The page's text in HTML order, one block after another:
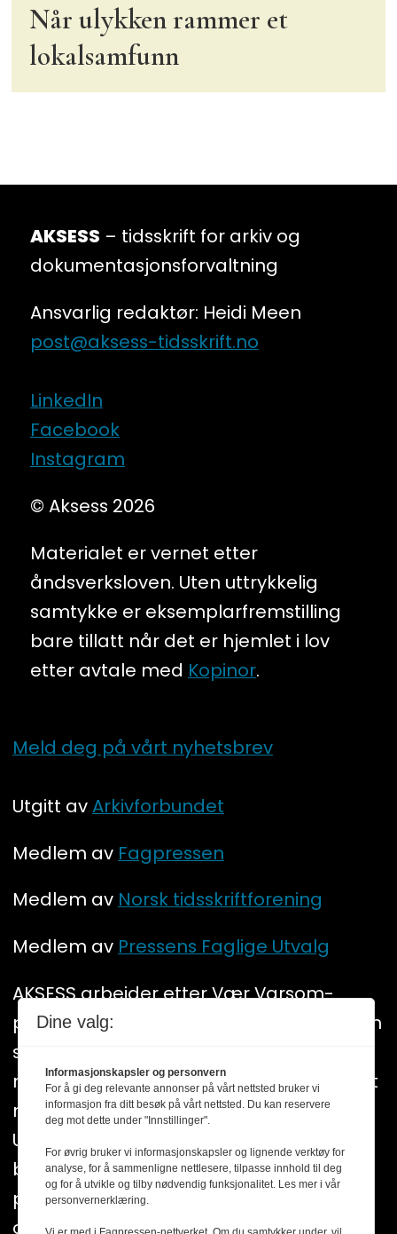
Når ulykken rammer et
lokalsamfunn
AKSESS – tidsskrift for arkiv og
dokumentasjonsforvaltning
Ansvarlig redaktør: Heidi Meen
post@aksess-tidsskrift.no
LinkedIn
Facebook
Instagram
© Aksess 2026
Materialet er vernet etter
åndsverksloven. Uten uttrykkelig
samtykke er eksemplarfremstilling
bare tillatt når det er hjemlet i lov
etter avtale med Kopinor.
Meld deg på vårt nyhetsbrev
Utgitt avArkivforbundet
Medlem av Fagpressen
Medlem av Norsk tidsskriftforening
Medlem av Pressens Faglige Utvalg
AKSESS arbeider etter Vær Varsom-
plakatens regler for god presseskikk. Den
som mener seg rammet av urettmessig
medieomtale, oppfordres til å ta kontakt
med redaksjonen. Pressens Faglige
Utvalg (PFU) er et klageorgan som
behandler klager mot mediene i
presseetiske spørsmål. For informasjon
om klageadgang, se:www.presse.no
Dine valg:
Informasjonskapsler og personvern
For å gi deg relevante annonser på vårt nettsted bruker vi
informasjon fra ditt besøk på vårt nettsted. Du kan reservere
deg mot dette under "Innstillinger".
For øvrig bruker vi informasjonskapsler og lignende verktøy for
analyse, for å sammenligne nettlesere, tilpasse innhold til deg
og for å utvikle og tilby nødvendig funksjonalitet. Les mer i vår
personvernerklæring.